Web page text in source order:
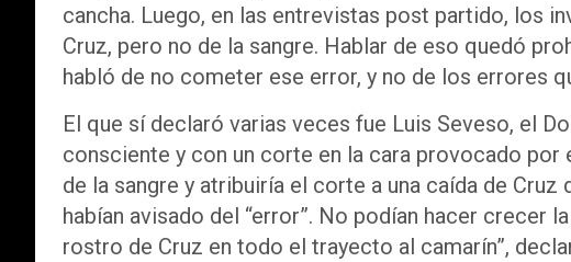
cancha. Luego, en las entrevistas post partido, los
Cruz, pero no de la sangre. Hablar de eso quedó
habló de no cometer ese error, y no de los errores
El que sí declaró varias veces fue Luis Seveso, el
consciente y con un corte en la cara provocado
de la sangre y atribuiría el corte a una caída de Cruz
habían avisado del “error”. No podían hacer crecer
rostro de Cruz en todo el trayecto al camarín”,